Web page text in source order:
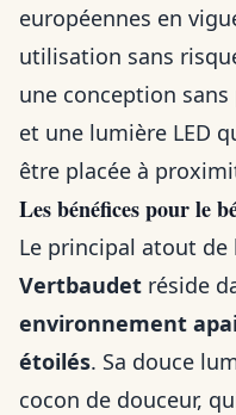
européennes en
utilisation sans
une conception
et une lumière LED
être placée à
Les bénéfices pour le
Le principal atout de
Vertbaudet réside
environnement
étoilés. Sa douce
cocon de douceur,